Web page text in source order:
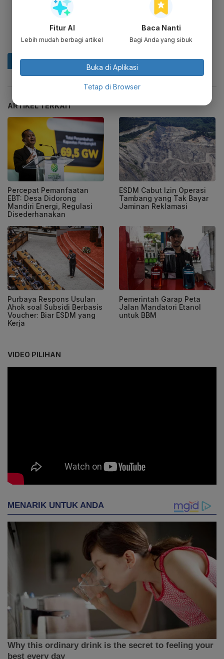
ARTIKEL TERKAIT
Percepat Pemanfaatan
EBT: Desa Didorong
Mandiri Energi, Regulasi
Disederhanakan
ESDM Cabut Izin Operasi
Tambang yang Tak Bayar
Jaminan Reklamasi
Purbaya Respons Usulan
Ahok soal Subsidi Berbasis
Voucher: Biar ESDM yang
Kerja
Pemerintah Garap Peta
Jalan Mandatori Etanol
untuk BBM
VIDEO PILIHAN
Fitur AI
Lebih mudah berbagi artikel
Baca Nanti
Bagi Anda yang sibuk
Buka di Aplikasi
Tetap di Browser